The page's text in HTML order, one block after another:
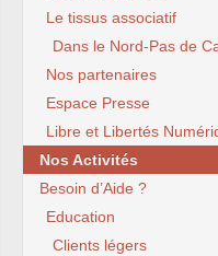
Le tissus associatif
Dans le Nord-Pas de
Nos partenaires
Espace Presse
Libre et Libertés
Nos Activités
Besoin d’Aide ?
Education
Clients légers